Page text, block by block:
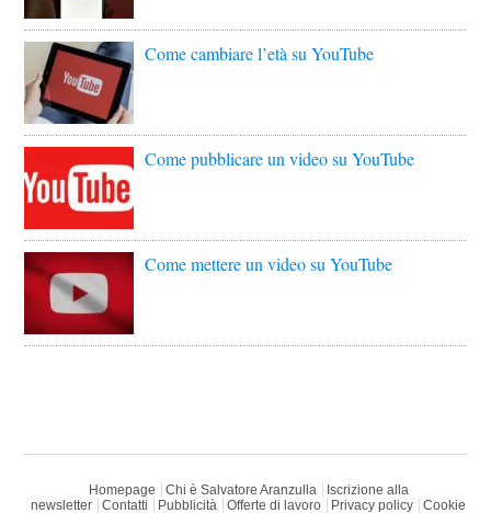
Come cambiare l’età su YouTube
Come pubblicare un video su YouTube
Come mettere un video su YouTube
Homepage Chi è Salvatore Aranzulla
Iscrizione alla
newsletter
Contatti Pubblicità Offerte di lavoro Privacy policy
Cookie